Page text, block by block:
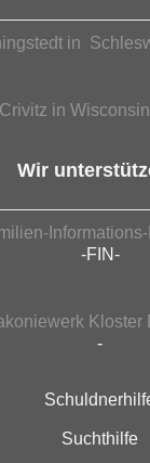
in
Crivitz in
Wir
-FIN-
Kloster
-
Suchthilfe